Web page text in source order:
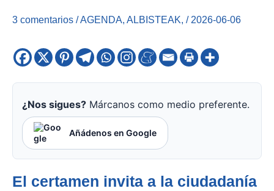
3 comentarios /AGENDA, ALBISTEAK, / 2026-06-06
¿Nos sigues? Márcanos como medio preferente.
Añádenos en Google
El certamen invita a la ciudadanía